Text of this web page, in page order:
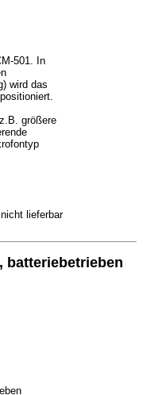
501. In
wird das
größere
lieferbar
batteriebetrieben